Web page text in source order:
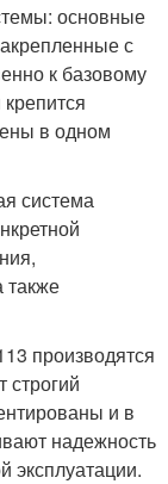
основные
с
к базовому
в одном
система
также
производятся
и в
надежность
эксплуатации.